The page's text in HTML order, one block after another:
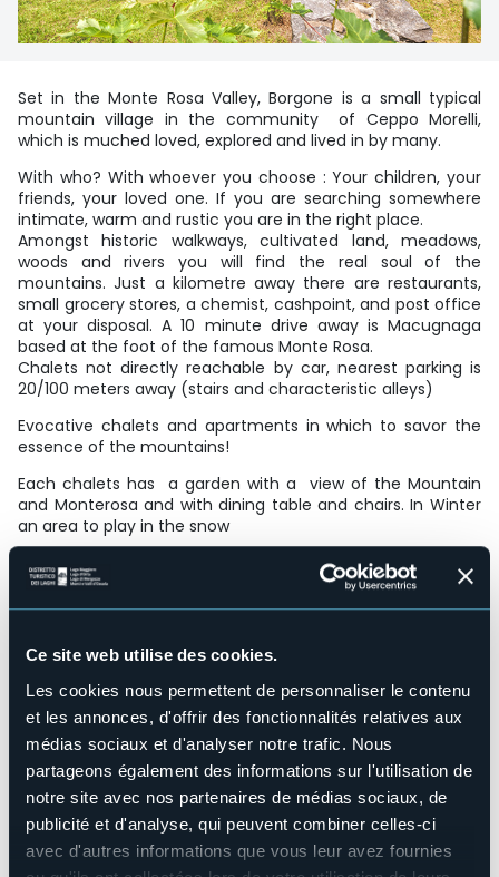
Ce site web utilise des cookies.
Les cookies nous permettent de personnaliser le contenu
et les annonces, d'offrir des fonctionnalités relatives aux
médias sociaux et d'analyser notre trafic. Nous
partageons également des informations sur l'utilisation de
notre site avec nos partenaires de médias sociaux, de
publicité et d'analyse, qui peuvent combiner celles-ci
avec d'autres informations que vous leur avez fournies
Set in the Monte Rosa Valley, Borgone is a small typical
mountain village in the community of Ceppo Morelli,
which is muched loved, explored and lived in by many.
With who? With whoever you choose : Your children, your
friends, your loved one. If you are searching somewhere
intimate, warm and rustic you are in the right place.
Amongst historic walkways, cultivated land, meadows,
woods and rivers you will find the real soul of the
mountains. Just a kilometre away there are restaurants,
small grocery stores, a chemist, cashpoint, and post office
at your disposal. A 10 minute drive away is Macugnaga
based at the foot of the famous Monte Rosa.
Chalets not directly reachable by car, nearest parking is
20/100 meters away (stairs and characteristic alleys)
Evocative chalets and apartments in which to savor the
essence of the mountains!
Each chalets has a garden with a view of the Mountain
and Monterosa and with dining table and chairs. In Winter
an area to play in the snow
Possibility of booking excursions with an environmentalist
guide, tasting of typical local products, snowshoeing even
at night with the lamps supplied by us, themed parties,
Structure pour handicapés
No
Salles de conférences
No
Piscine
No
Animaux acceptés